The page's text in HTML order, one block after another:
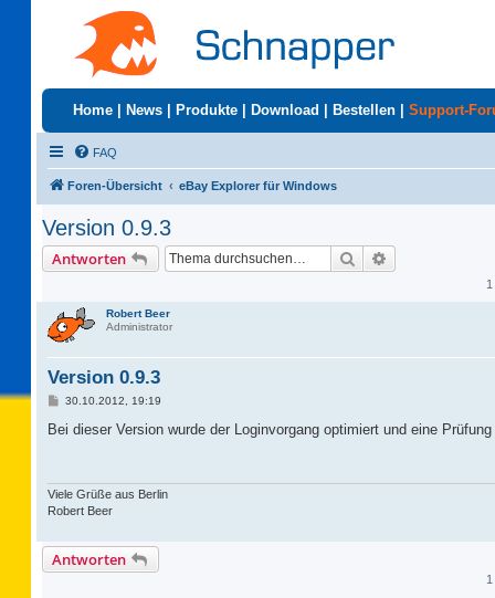
Home News Produkte Download Bestellen Support-
FAQ
Foren-Übersicht eBay Explorer für Windows
Version 0.9.3
Antworten Suche
Robert Beer
Administrator
Version 0.9.3
B
i
30.10.2012, 19:19
Bei dieser Version wurde der Loginvorgang optimiert und eine
Viele Grüße aus Berlin
Robert Beer
Antworten